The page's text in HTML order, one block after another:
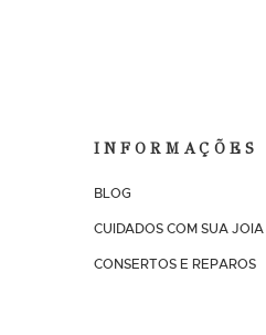
INFORMAÇÕES
BLOG
CUIDADOS COM SUA JOIA
CONSERTOS E REPAROS